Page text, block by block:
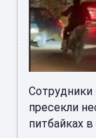
Сотрудники
пресекли
питбайках